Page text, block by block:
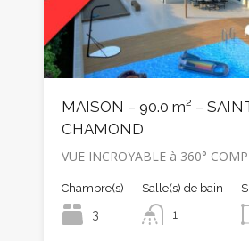
MAISON – 90.0 m² –
CHAMOND
VUE INCROYABLE à 360°
Chambre(s)
3
Salle(s) de bain
1